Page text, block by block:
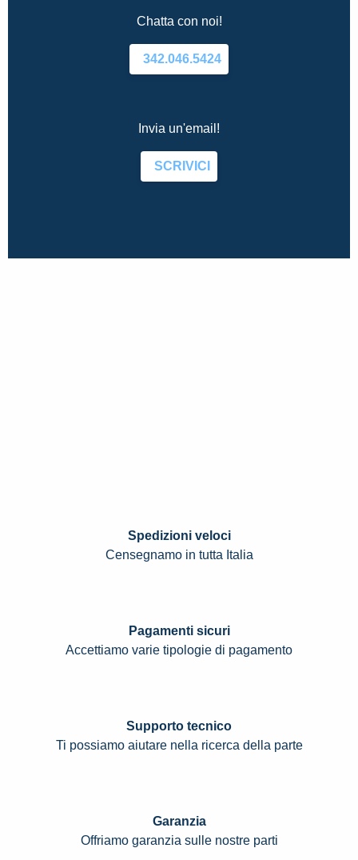
Chatta con noi!
342.046.5424
Invia un'email!
SCRIVICI
Spedizioni veloci
Censegnamo in tutta Italia
Pagamenti sicuri
Accettiamo varie tipologie di pagamento
Supporto tecnico
Ti possiamo aiutare nella ricerca della parte
Garanzia
Offriamo garanzia sulle nostre parti